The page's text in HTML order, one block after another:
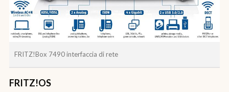
FRITZ!Box 7490 interfaccia di rete
FRITZ!OS